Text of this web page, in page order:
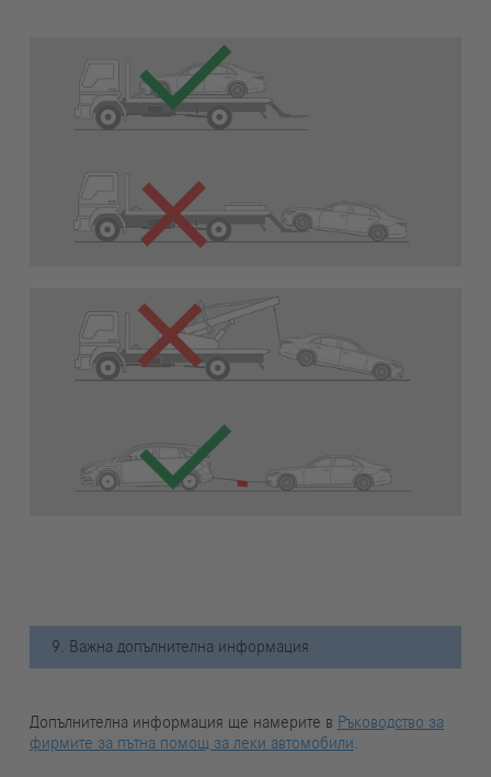
9. Важна допълнителна информация
Допълнителна информация ще намерите в Ръководство за
фирмите за пътна помощ за леки автомобили.